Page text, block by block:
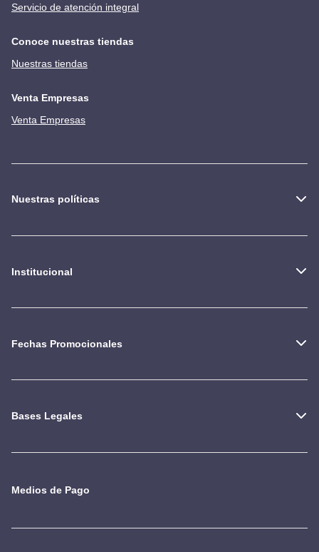
Servicio de atención integral
Conoce nuestras tiendas
Nuestras tiendas
Venta Empresas
Venta Empresas
Nuestras políticas
Institucional
Fechas Promocionales
Bases Legales
Medios de Pago